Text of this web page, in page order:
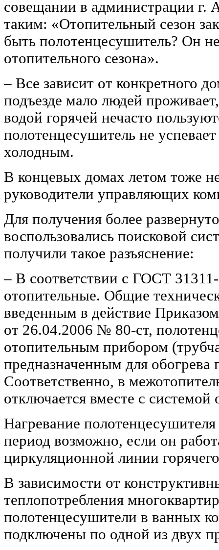
совещании в администрации г.
таким: «Отопительный сезон
быть полотенцесушитель? Он
отопительного сезона».
‒ Все зависит от конкретного
подъезде мало людей
водой горячей нечасто
полотенцесушитель не успевает
холодным.
В концевых домах летом тоже
руководители управляющих
Для получения более
воспользовались поисковой
получили такое разъяснение:
‒ В соответствии с ГОСТ
отопительные. Общие
введенным в действие
от 26.04.2006 № 80-ст,
отопительным прибором
предназначенным для
Соответственно, в
отключается вместе с системой
Нагревание
период возможно, если он
циркуляционной линии
В зависимости от
теплопотребления
полотенцесушители в ванных
подключены по одной из двух